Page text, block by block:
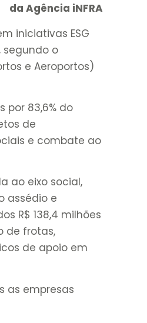
da Agência iNFRA
iniciativas ESG
segundo o
e Aeroportos)
por 83,6% do
de
e combate ao
ao eixo social,
assédio e
R$ 138,4 milhões
de frotas,
de apoio em
as empresas